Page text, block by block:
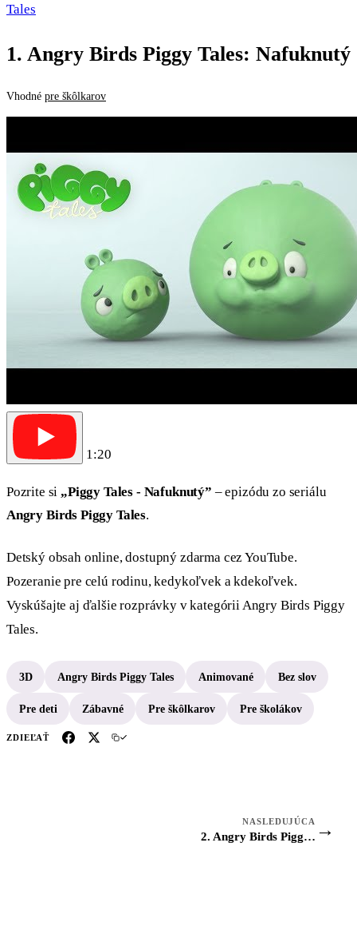
Tales
1. Angry Birds Piggy Tales: Nafuknutý
Vhodné pre škôlkarov
1:20
Pozrite si „Piggy Tales - Nafuknutý” – epizódu zo seriálu
Angry Birds Piggy Tales.
Detský obsah online, dostupný zdarma cez YouTube.
Pozeranie pre celú rodinu, kedykoľvek a kdekoľvek.
Vyskúšajte aj ďalšie rozprávky v kategórii Angry Birds Piggy
Tales.
3D Angry Birds Piggy Tales Animované Bez slov
Pre deti Zábavné Pre škôlkarov Pre školákov
ZDIEĽAŤ
NASLEDUJÚCA
2. Angry Birds Piggy Tales: Test Piggies - Zlatá kačka →